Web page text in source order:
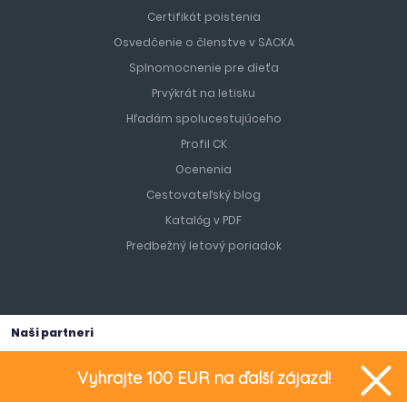
Certifikát poistenia
Osvedčenie o členstve v SACKA
Splnomocnenie pre dieťa
Prvýkrát na letisku
Hľadám spolucestujúceho
Profil CK
Ocenenia
Cestovateľský blog
Katalóg v PDF
Predbežný letový poriadok
Naši partneri
Vyhrajte 100 EUR na ďalší zájazd!